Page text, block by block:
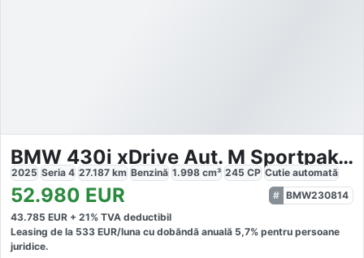
BMW 430i xDrive Aut. M Sportpaket
2025 Seria 4 27.187 km Benzină 1.998 cm³ 245 CP Cutie automată
52.980 EUR
BMW230814
43.785 EUR + 21% TVA deductibil
Leasing de la 533 EUR/luna cu dobăndă anuală 5,7% pentru persoane
juridice.